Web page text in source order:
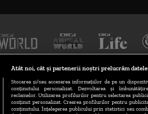
CONDIȚII POLITICA DE CONFIDENȚIALITATE
Atât noi, cât și partenerii noștri prelucrăm
Stocarea și/sau accesarea informațiilor de pe un
conținutului personalizat. Dezvoltarea și
reclamelor. Utilizarea profilurilor pentru selectarea
conținut personalizat. Crearea profilurilor pentru
conținutului. Înțelegerea publicului prin statistici sau